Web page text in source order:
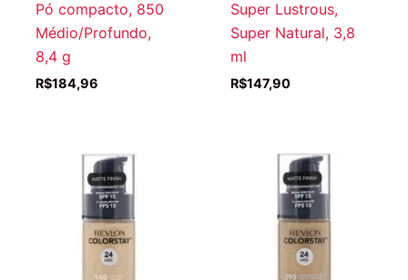
Pó compacto, 850
Médio/Profundo,
8,4 g
R$184,96
Super Lustrous,
Super Natural, 3,8
ml
R$147,90